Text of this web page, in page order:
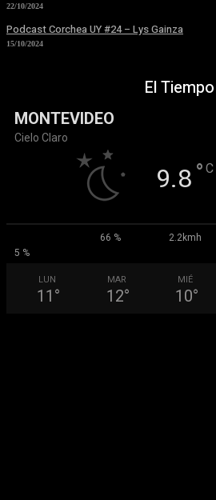
22/10/2024
Podcast Corchea UY #24 – Lys Gainza
15/10/2024
El Tiempo
MONTEVIDEO
Cielo Claro
9.8 ° C
66 %
2.2kmh
5 %
LUN
11 °
MAR
12°
MIÉ
10°